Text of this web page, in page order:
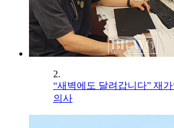
2.
“새벽에도 달려갑니다” 재
의사